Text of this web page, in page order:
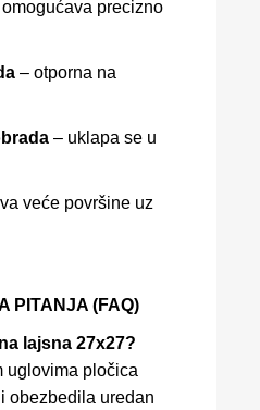
precizno
– otporna na
– uklapa se u
veće površine uz
PITANJA (FAQ)
lajsna 27x27?
uglovima pločica
obezbedila uredan